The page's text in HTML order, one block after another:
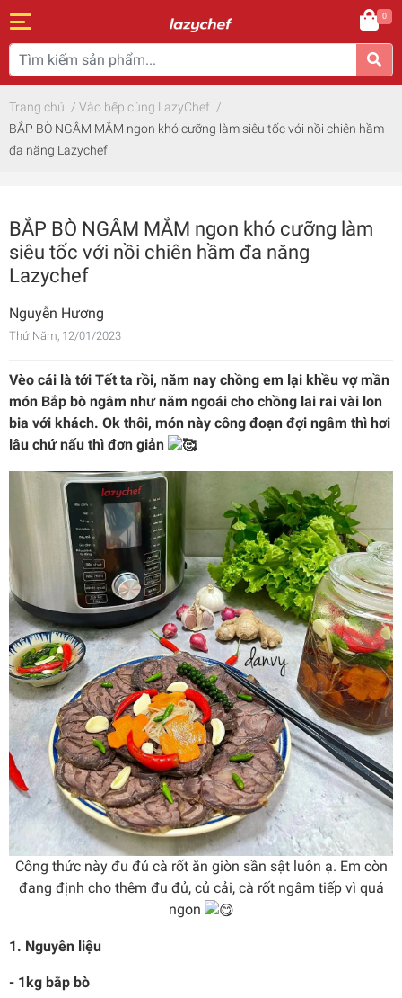
0
Trang chủ / Vào bếp cùng LazyChef /
BẮP BÒ NGÂM MẮM ngon khó cưỡng làm siêu tốc với nồi chiên hầm
đa năng Lazychef
BẮP BÒ NGÂM MẮM ngon khó cưỡng làm
siêu tốc với nồi chiên hầm đa năng
Lazychef
Nguyễn Hương
Thứ Năm, 12/01/2023
Vèo cái là tới Tết ta rồi, năm nay chồng em lại khều vợ mần
món Bắp bò ngâm như năm ngoái cho chồng lai rai vài lon
bia với khách. Ok thôi, món này công đoạn đợi ngâm thì hơi
lâu chứ nấu thì đơn giản
Công thức này đu đủ cà rốt ăn giòn sần sật luôn ạ. Em còn
đang định cho thêm đu đủ, củ cải, cà rốt ngâm tiếp vì quá
ngon
1. Nguyên liệu
- 1kg bắp bò